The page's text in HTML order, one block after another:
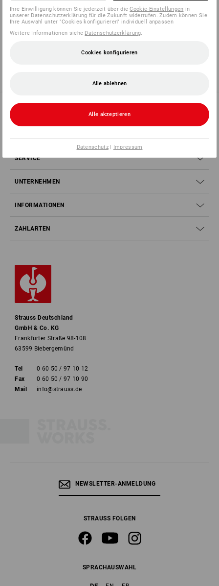
Sie haben sich bereits 6 von 6 Artikeln angesehen.
SERVICE
UNTERNEHMEN
INFORMATIONEN
ZAHLARTEN
Strauss Deutschland
GmbH & Co. KG
Frankfurter Straße 98-108
63599 Biebergemünd
Tel
0 60 50 / 97 10 12
Fax
0 60 50 / 97 10 90
Mail
info@strauss.de
NEWSLETTER-ANMELDUNG
STRAUSS FOLGEN
SPRACHAUSWAHL
Ihre Einwilligung können Sie jederzeit über dieCookie-Einstellungen in
unserer Datenschutzerklärung für die Zukunft widerrufen. Zudem können Sie
Ihre Auswahl unter "Cookies konfigurieren" individuell anpassen
Weitere Informationen siehe Datenschutzerklärung.
Cookies konfigurieren
Alle ablehnen
Alle akzeptieren
Datenschutz| Impressum